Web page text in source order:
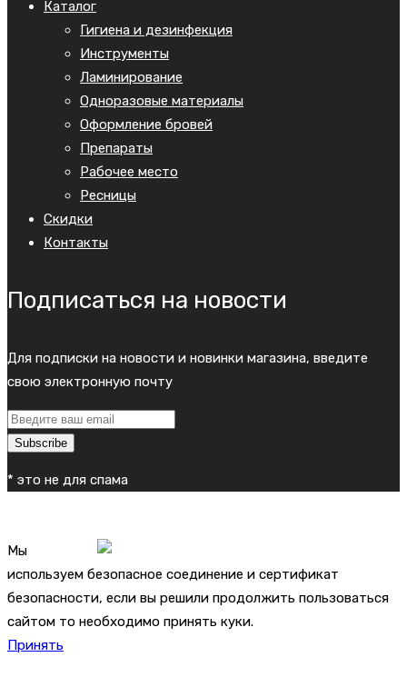
Каталог
Гигиена и дезинфекция
Инструменты
Ламинирование
Одноразовые материалы
Оформление бровей
Препараты
Рабочее место
Ресницы
Скидки
Контакты
Подписаться на новости
Для подписки на новости и новинки магазина, введите
свою электронную почту
Subscribe
* это не для спама
Мы
используем безопасное соединение и сертификат
безопасности, если вы решили продолжить пользоваться
сайтом то необходимо принять куки.
Принять